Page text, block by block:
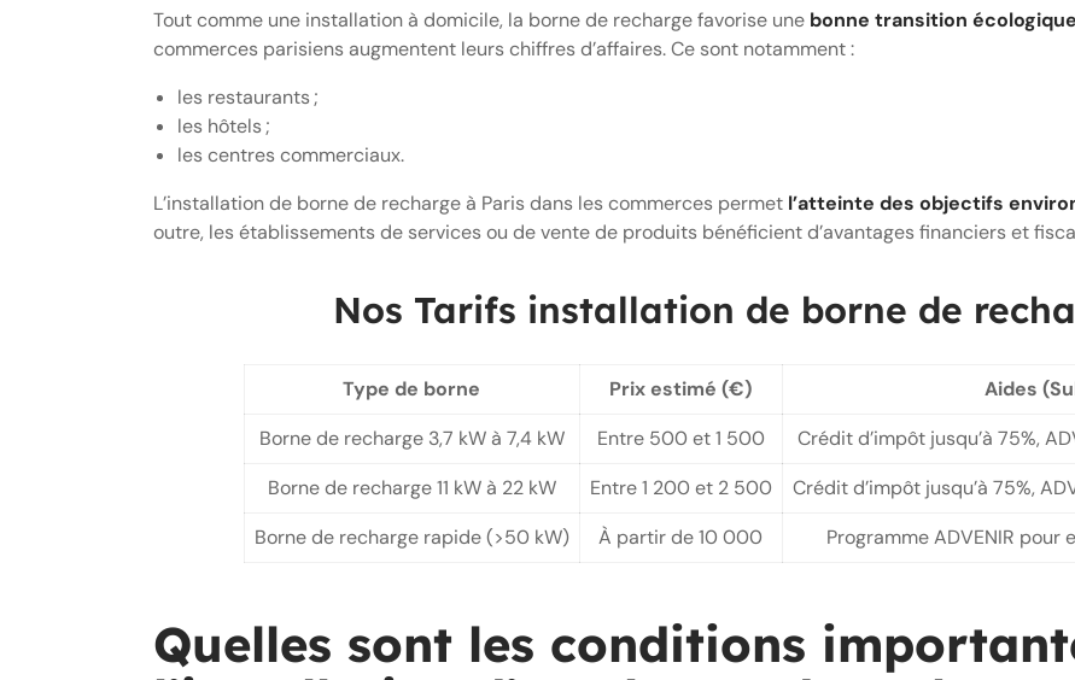
Tout comme une installation à domicile, la borne de recharge favorise une bonne transition écologique
commerces parisiens augmentent leurs chiffres d’affaires. Ce sont notamment :
les restaurants ;
les hôtels ;
les centres commerciaux.
L’installation de borne de recharge à Paris dans les commerces permet l’atteinte des objectifs
outre, les établissements de services ou de vente de produits bénéficient d’avantages financiers et
Nos Tarifs installation de borne de
Type de borne Prix estimé (€)
Aides
Borne de recharge 3,7 kW à 7,4 kW
Entre 500 et 1 500
Crédit d’impôt jusqu’à 75%,
Borne de recharge 11 kW à 22 kW
Entre 1 200 et 2 500
Crédit d’impôt jusqu’à 75%,
Borne de recharge rapide (>50 kW)
À partir de 10 000 Programme ADVENIR pour
Quelles sont les conditions